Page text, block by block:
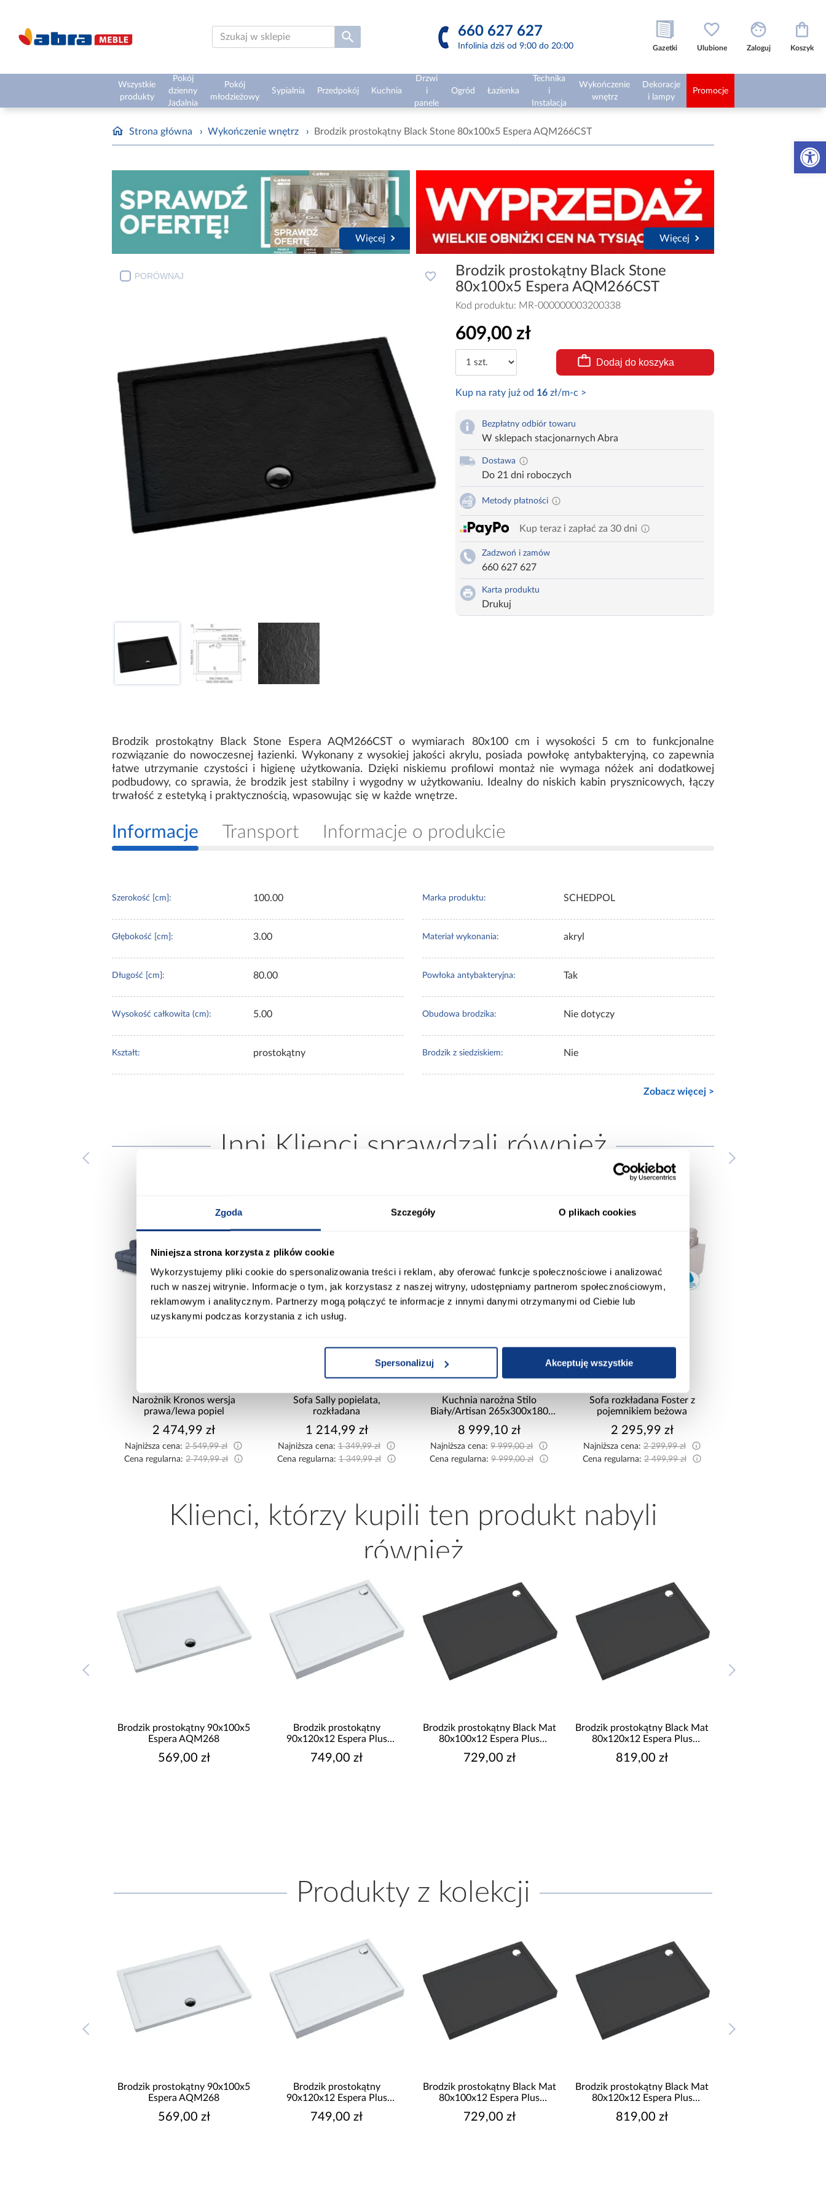
Zgoda Szczegóły O plikach cookies
Niniejsza strona korzysta z plików cookie
Wykorzystujemy pliki cookie do spersonalizowania treści i reklam, aby oferować funkcje społecznościowe i analizować
ruch w naszej witrynie. Informacje o tym, jak korzystasz z naszej witryny, udostępniamy partnerom społecznościowym,
reklamowym i analitycznym. Partnerzy mogą połączyć te informacje z innymi danymi otrzymanymi od Ciebie lub
uzyskanymi podczas korzystania z ich usług.
Spersonalizuj Akceptuję wszystkie
Otwórz
660 627 627
Infolinia dziś od 9:00 do 20:00 Gazetki Ulubione Zaloguj Koszyk
Wszystkie
produkty
Pokój
dzienny
Jadalnia
Pokój
młodzieżowy
Sypialnia Przedpokój Kuchnia
Drzwi
i
panele
Ogród Łazienka
Technika
i
Instalacja
Wykończenie
wnętrz
Dekoracje
i lampy
Promocje
Strona główna › Wykończenie wnętrz › Brodzik prostokątny Black Stone 80x100x5 Espera AQM266CST
Więcej Więcej
PORÓWNAJ
Brodzik prostokątny Black Stone
80x100x5 Espera AQM266CST
Kod produktu: MR-000000003200338
609,00 zł
Dodaj do koszyka
Kup na raty już od 16zł/m-c >
Bezpłatny odbiór towaru
W sklepach stacjonarnych Abra
Dostawa
Do 21 dni roboczych
Metody płatności
Kup teraz i zapłać za 30 dni
Zadzwoń i zamów
660 627 627
Karta produktu
Drukuj
Brodzik prostokątny Black Stone Espera AQM266CST o wymiarach 80x100 cm i wysokości 5 cm to funkcjonalne
rozwiązanie do nowoczesnej łazienki. Wykonany z wysokiej jakości akrylu, posiada powłokę antybakteryjną, co zapewnia
łatwe utrzymanie czystości i higienę użytkowania. Dzięki niskiemu profilowi montaż nie wymaga nóżek ani dodatkowej
podbudowy, co sprawia, że brodzik jest stabilny i wygodny w użytkowaniu. Idealny do niskich kabin prysznicowych, łączy
trwałość z estetyką i praktycznością, wpasowując się w każde wnętrze.
Informacje Transport Informacje o produkcie
Szerokość [cm]: 100.00
Głębokość [cm]: 3.00
Długość [cm]: 80.00
Wysokość całkowita (cm): 5.00
Kształt: prostokątny
Marka produktu: SCHEDPOL
Materiał wykonania: akryl
Powłoka antybakteryjna: Tak
Obudowa brodzika: Nie dotyczy
Brodzik z siedziskiem: Nie
Zobacz więcej >
Inni Klienci sprawdzali również
Narożnik Kronos wersja
prawa/lewa popiel
2 474,99 zł
Najniższa cena:2 549,99 zł
Cena regularna:2 749,99 zł
Sofa Sally popielata,
rozkładana
1 214,99 zł
Najniższa cena:1 349,99 zł
Cena regularna:1 349,99 zł
Kuchnia narożna Stilo
Biały/Artisan 265x300x180
Cm
8 999,10 zł
Najniższa cena:9 999,00 zł
Cena regularna:9 999,00 zł
Sofa rozkładana Foster z
pojemnikiem beżowa
2 295,99 zł
Najniższa cena:2 299,99 zł
Cena regularna:2 499,99 zł
Klienci, którzy kupili ten produkt nabyli
również
Brodzik prostokątny 90x100x5
Espera AQM268
569,00 zł
Brodzik prostokątny
90x120x12 Espera Plus
AQM4647
749,00 zł
Brodzik prostokątny Black Mat
80x100x12 Espera Plus
AQM4636CMG
729,00 zł
Brodzik prostokątny Black Mat
80x120x12 Espera Plus
AQM4638CMG
819,00 zł
Produkty z kolekcji
Brodzik prostokątny 90x100x5
Espera AQM268
569,00 zł
Brodzik prostokątny
90x120x12 Espera Plus
749,00 zł
Brodzik prostokątny Black Mat
80x100x12 Espera Plus
729,00 zł
Brodzik prostokątny Black Mat
80x120x12 Espera Plus
819,00 zł